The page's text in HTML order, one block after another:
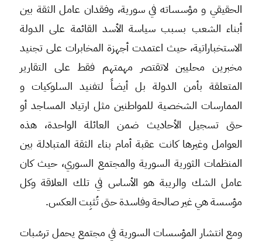
الحقيقي و مؤسساته في سورية، وفقدان عامل الثقة بين
أبناء الشعب بسبب سياسة الأسد القائمة على الدولة
الاستخباراتية، حيث اعتمدت أجهزة المخابرات على تجنيد
مخبرين محليين لاتقتصر مهمتهم فقط على التقارير
المتعلقة بأمن الدولة بل أيضاً لتفنيد السلوكيات و
الممارسات الشخصية للمواطنين مثل ارتياد المساجد أو
حتى تسجيل الأحاديث ضمن العائلة الواحدة، هذه
العوامل وغيرها كانت عقبة أمام بناء الثقة المتبادلة بين
المنظمات الثورية السورية والمجتمع السوري، حيث كان
عامل الشك والريبة هو الأساس في تلك العلاقة وكل
مؤسسة هي غير صالحة وفاسدة حتى تُثبِت العكس.
ومع انتشار المؤسسات السورية في مجتمع يحمل ترسُبات